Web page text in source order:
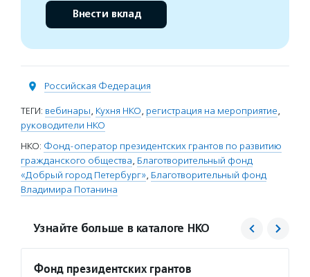
Внести вклад
Российская Федерация
ТЕГИ: вебинары, Кухня НКО, регистрация на мероприятие,
руководители НКО
НКО: Фонд-оператор президентских грантов по развитию
гражданского общества, Благотворительный фонд
«Добрый город Петербург», Благотворительный фонд
Владимира Потанина
Узнайте больше в каталоге НКО
Фонд президентских грантов